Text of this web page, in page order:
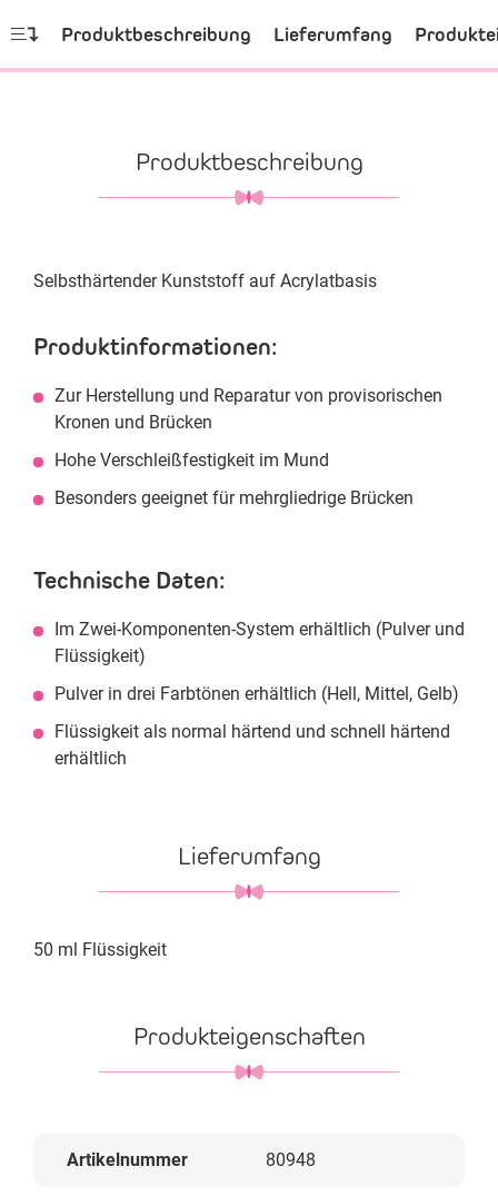
Produktbeschreibung Lieferumfang
Produktbeschreibung
Selbsthärtender Kunststoff auf Acrylatbasis
Produktinformationen:
Zur Herstellung und Reparatur von provisorischen
Kronen und Brücken
Hohe Verschleißfestigkeit im Mund
Besonders geeignet für mehrgliedrige Brücken
Technische Daten:
Im Zwei-Komponenten-System erhältlich (Pulver und
Flüssigkeit)
Pulver in drei Farbtönen erhältlich (Hell, Mittel, Gelb)
Flüssigkeit als normal härtend und schnell härtend
erhältlich
Lieferumfang
50 ml Flüssigkeit
Produkteigenschaften
Artikelnummer 80948